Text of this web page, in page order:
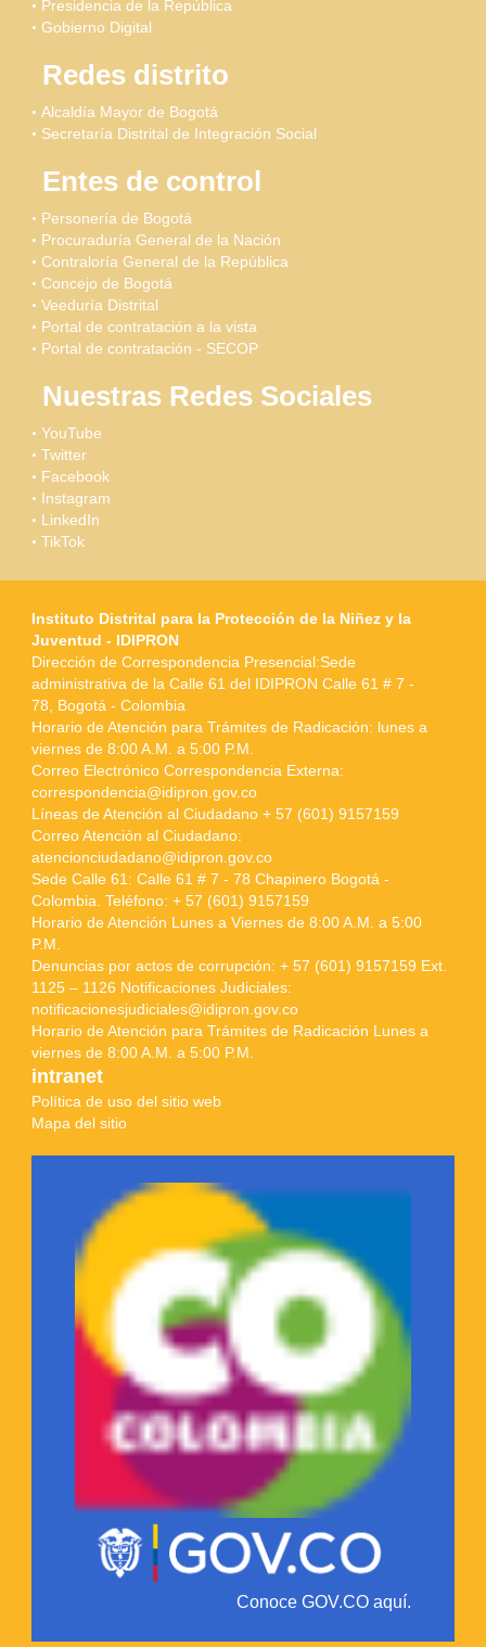
Presidencia de la República
Gobierno Digital
Redes distrito
Alcaldía Mayor de Bogotá
Secretaría Distrital de Integración Social
Entes de control
Personería de Bogotá
Procuraduría General de la Nación
Contraloría General de la República
Concejo de Bogotá
Veeduría Distrital
Portal de contratación a la vista
Portal de contratación - SECOP
Nuestras Redes Sociales
YouTube
Twitter
Facebook
Instagram
LinkedIn
TikTok
Instituto Distrital para la Protección de la Niñez y la
Juventud - IDIPRON
Dirección de Correspondencia Presencial:Sede
administrativa de la Calle 61 del IDIPRON Calle 61 # 7 -
78, Bogotá - Colombia
Horario de Atención para Trámites de Radicación: lunes a
viernes de 8:00 A.M. a 5:00 P.M.
Correo Electrónico Correspondencia Externa:
correspondencia@idipron.gov.co
Líneas de Atención al Ciudadano + 57 (601) 9157159
Correo Atención al Ciudadano:
atencionciudadano@idipron.gov.co
Sede Calle 61: Calle 61 # 7 - 78 Chapinero Bogotá -
Colombia. Teléfono: + 57 (601) 9157159
Horario de Atención Lunes a Viernes de 8:00 A.M. a 5:00
P.M.
Denuncias por actos de corrupción: + 57 (601) 9157159 Ext.
1125 – 1126 Notificaciones Judiciales:
notificacionesjudiciales@idipron.gov.co
Horario de Atención para Trámites de Radicación Lunes a
viernes de 8:00 A.M. a 5:00 P.M.
intranet
Política de uso del sitio web
Mapa del sitio
Conoce GOV.CO aquí.